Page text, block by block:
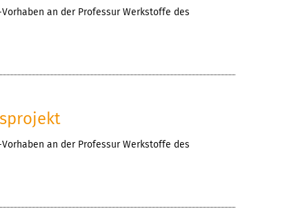
an der Professur Werkstoffe des
an der Professur Werkstoffe des